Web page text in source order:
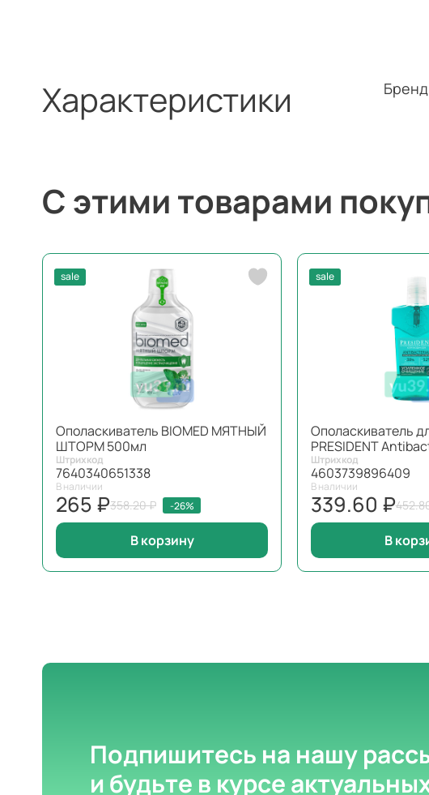
Характеристики Бренд
С этими товарами
sale
Ополаскиватель BIOMED МЯТНЫЙ
ШТОРМ 500мл
Штрихкод
7640340651338
В наличии
265 ₽358.20 ₽ -26%
В корзину
sale
Ополаскиватель
PRESIDENT
Штрихкод
4603739896409
В наличии
339.60 ₽
В
Подпишитесь на нашу
и будьте в курсе